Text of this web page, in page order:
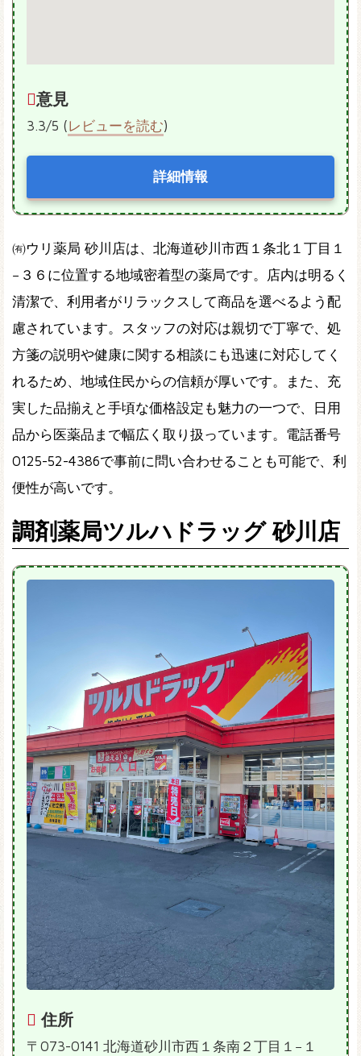
意見
3.3/5 (レビューを読む)
詳細情報
㈲ウリ薬局 砂川店は、北海道砂川市西１条北１丁目１
−３６に位置する地域密着型の薬局です。店内は明るく
清潔で、利用者がリラックスして商品を選べるよう配
慮されています。スタッフの対応は親切で丁寧で、処
方箋の説明や健康に関する相談にも迅速に対応してく
れるため、地域住民からの信頼が厚いです。また、充
実した品揃えと手頃な価格設定も魅力の一つで、日用
品から医薬品まで幅広く取り扱っています。電話番号
0125-52-4386で事前に問い合わせることも可能で、利
便性が高いです。
調剤薬局ツルハドラッグ 砂川店
住所
〒073-0141 北海道砂川市西１条南２丁目１−１